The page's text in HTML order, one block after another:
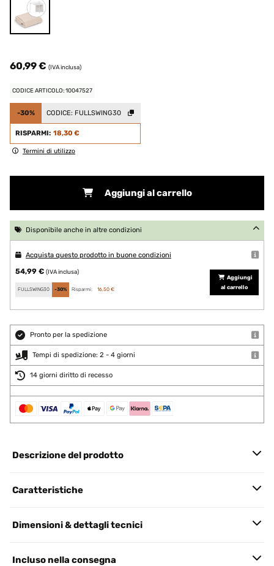
60,99 € (IVA inclusa)
CODICE ARTICOLO: 10047527
-30% CODICE: FULLSWING30
RISPARMI: 18,30 €
Termini di utilizzo
Aggiungi al carrello
Disponibile anche in altre condizioni
Acquista questo prodotto in buone condizioni
54,99 € (IVA inclusa)
FULLSWING30 -30% Risparmi: 16,50 €
Aggiungi
al carrello
Pronto per la spedizione
Tempi di spedizione: 2 - 4 giorni
14 giorni diritto di recesso
Descrizione del prodotto
Caratteristiche
Dimensioni & dettagli tecnici
Incluso nella consegna